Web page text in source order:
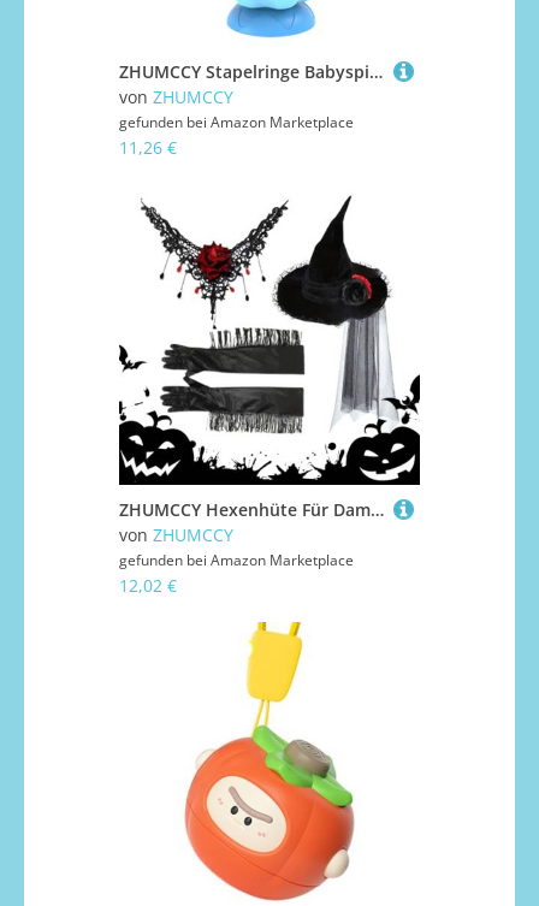
ZHUMCCY Stapelringe Babyspielzeug - Motorik Spielzeug Drehbar Stapelringe - Blocks Sensory Play Tower Activity Cube for Sorting Development Fine Motor Skills Girl Boy
von ZHUMCCY
gefunden bei Amazon Marketplace
11,26 €
ZHUMCCY Hexenhüte Für Damen,Spitzen Zauberer Kostüm - Damen Kostüm Für Bühnenaufführung Deko Haus Cosplay Outfit Halloween Erwachsene Maskerade
von ZHUMCCY
gefunden bei Amazon Marketplace
12,02 €